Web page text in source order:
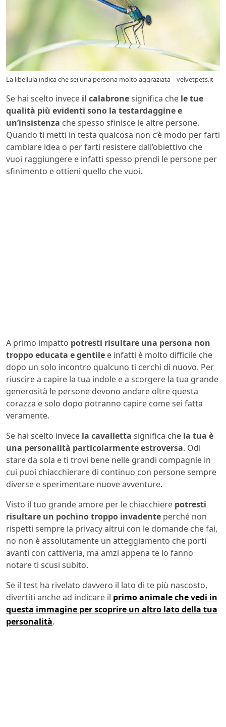
La libellula indica che sei una persona molto aggraziata – velvetpets.it
Se hai scelto invece il calabronesignifica che le tue
qualità più evidenti sono la testardaggine e
un’insistenza che spesso sfinisce le altre persone.
Quando ti metti in testa qualcosa non c’è modo per farti
cambiare idea o per farti resistere dall’obiettivo che
vuoi raggiungere e infatti spesso prendi le persone per
sfinimento e ottieni quello che vuoi.
A primo impatto potresti risultare una persona non
troppo educata e gentile e infatti è molto difficile che
dopo un solo incontro qualcuno ti cerchi di nuovo. Per
riuscire a capire la tua indole e a scorgere la tua grande
generosità le persone devono andare oltre questa
corazza e solo dopo potranno capire come sei fatta
veramente.
Se hai scelto invece la cavalletta significa che la tua è
una personalità particolarmente estroversa. Odi
stare da sola e ti trovi bene nelle grandi compagnie in
cui puoi chiacchierare di continuo con persone sempre
diverse e sperimentare nuove avventure.
Visto il tuo grande amore per le chiacchiere potresti
risultare un pochino troppo invadente perché non
rispetti sempre la privacy altrui con le domande che fai,
no non è assolutamente un atteggiamento che porti
avanti con cattiveria, ma amzi appena te lo fanno
notare ti scusi subito.
Se il test ha rivelato davvero il lato di te più nascosto,
divertiti anche ad indicare il primo animale che vedi in
questa immagine per scoprire un altro lato della tua
personalità.